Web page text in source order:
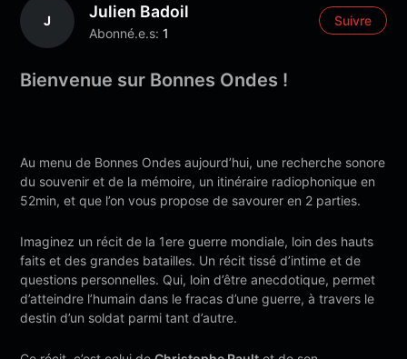
J Julien Badoil
Abonné.e.s: 1
Suivre
Bienvenue sur Bonnes Ondes !
Au menu de Bonnes Ondes aujourd’hui, une recherche sonore
du souvenir et de la mémoire, un itinéraire radiophonique en
52min, et que l’on vous propose de savourer en 2 parties.
Imaginez un récit de la 1ere guerre mondiale, loin des hauts
faits et des grandes batailles. Un récit tissé d’intime et de
questions personnelles. Qui, loin d’être anecdotique, permet
d’atteindre l’humain dans le fracas d’une guerre, à travers le
destin d’un soldat parmi tant d’autre.